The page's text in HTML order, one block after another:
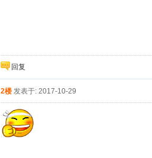
回复
2楼 发表于: 2017-10-29